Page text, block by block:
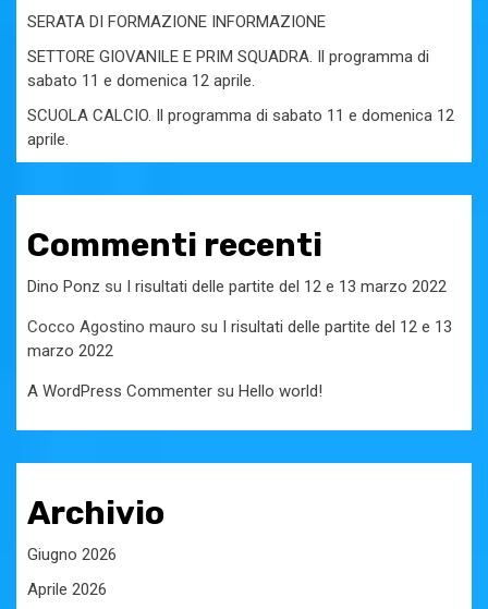
SERATA DI FORMAZIONE INFORMAZIONE
SETTORE GIOVANILE E PRIM SQUADRA. Il programma di
sabato 11 e domenica 12 aprile.
SCUOLA CALCIO. Il programma di sabato 11 e domenica 12
aprile.
Commenti recenti
Dino Ponz su I risultati delle partite del 12 e 13 marzo 2022
Cocco Agostino mauro su I risultati delle partite del 12 e 13
marzo 2022
A WordPress Commenter su Hello world!
Archivio
Giugno 2026
Aprile 2026